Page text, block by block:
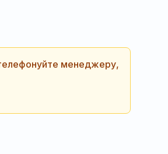
менеджеру,